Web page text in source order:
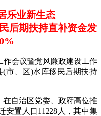
乐业新生态
后期扶持直补资金发
会议暨党风廉政建设工作
(市、区)水库移民后期扶持
自治区党委、政府高位推
安置人口11228人，其中集